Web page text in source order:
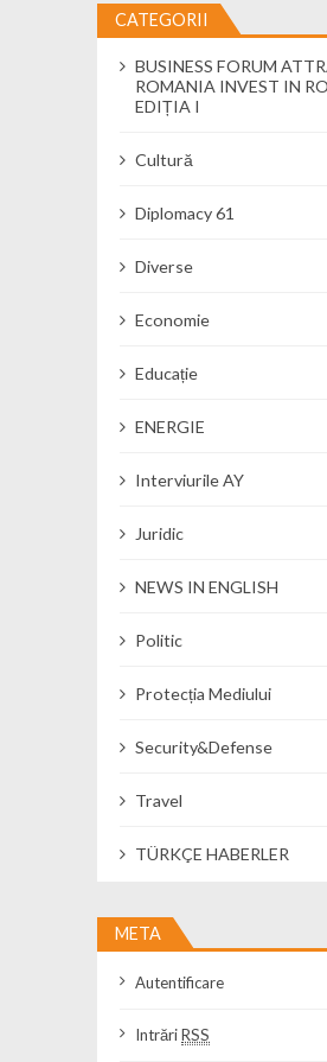
Încă
CATEGORII
BUSINESS FORUM
ROMANIA INVEST IN
EDIȚIA I
Cultură
Diplomacy 61
Diverse
Economie
Educație
ENERGIE
Interviurile AY
Juridic
NEWS IN ENGLISH
Politic
Protecția Mediului
Security&Defense
Travel
TÜRKÇE HABERLER
META
Autentificare
IntrăriRSS